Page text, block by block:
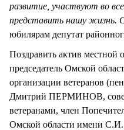
развитие, участвуют во
представить нашу жизнь.
юбилярам депутат
Поздравить актив местной
председатель Омской
организации ветеранов
Дмитрий ПЕРМИНОВ,
ветеранами, член
Омской области имени